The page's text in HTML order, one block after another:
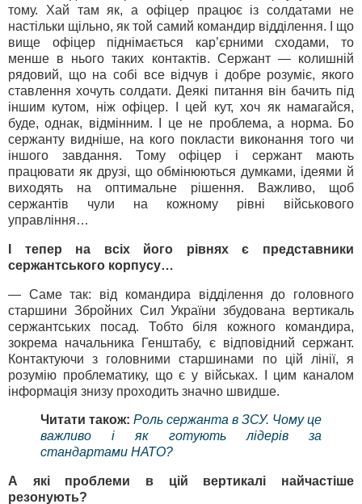
тому. Хай там як, а офіцер працює із солдатами не
настільки щільно, як той самий командир відділення. І що
вище офіцер піднімається кар’єрними сходами, то
менше в нього таких контактів. Сержант — колишній
рядовий, що на собі все відчув і добре розуміє, якого
ставлення хочуть солдати. Деякі питання він бачить під
іншим кутом, ніж офіцер. І цей кут, хоч як намагайся,
буде, однак, відмінним. І це не проблема, а норма. Бо
сержанту видніше, на кого покласти виконання того чи
іншого завдання. Тому офіцер і сержант мають
працювати як друзі, що обмінюються думками, ідеями й
виходять на оптимальне рішення. Важливо, щоб
сержантів чули на кожному рівні військового
управління…
І тепер на всіх його рівнях є представники
сержантського корпусу…
— Саме так: від командира відділення до головного
старшини Збройних Сил України збудована вертикаль
сержантських посад. Тобто біля кожного командира,
зокрема начальника Генштабу, є відповідний сержант.
Контактуючи з головними старшинами по цій лінії, я
розумію проблематику, що є у військах. І цим каналом
інформація знизу проходить значно швидше.
Читати також: Роль сержанта в ЗСУ. Чому це
важливо і як готують лідерів за
стандартами НАТО?
А які проблеми в цій вертикалі найчастіше
резонують?